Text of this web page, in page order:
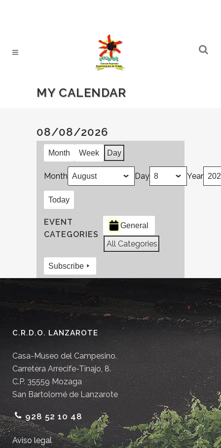
MY CALENDAR
08/08/2026
Month Week Day
Month Day Year
Today
EVENT
CATEGORIES
General
All Categories
Subscribe
C.R.D.O. LANZAROTE
Casa-Museo del Campesino.
Carretera Arrecife-Tinajo, 8.
C.P. 35559 Mozaga
San Bartolomé de Lanzarote
928 52 10 48
Aviso legal